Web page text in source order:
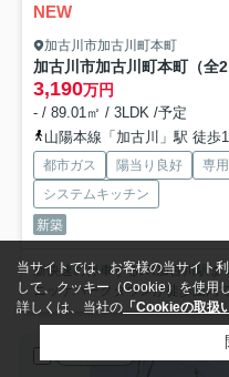
NEW
加古川市加古川町本町
加古川市加古川町本町（全
3,190万円
- / 89.01㎡ / 3LDK /予定
山陽本線「加古川」駅 徒歩
都市ガス 陽当り良好 専
システムキッチン
新築
新快速の停車するJR加古川駅
ニッケパークタウンが徒歩圏内
当サイトでは、お客様の当サイト
して、クッキー（Cookie）を使用
詳しくは、当社の 「Cookieの取扱